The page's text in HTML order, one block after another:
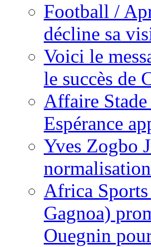
Football /
décline sa
Voici le
le succès de
Affaire
Espérance
Yves Zogbo
Africa
Gagnoa)
Ouegnin